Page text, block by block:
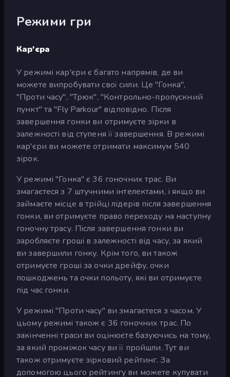
Режими гри
Кар'єра
У режимі кар'єри є багато напрямів, де ви
можете випробувати свої сили. Це "Гонка",
"Проти часу", "Трюк", "Контрольно-пропускний
пункт" та "Fly Parkour" відповідно. Після
завершення гонки ви отримуєте зірки в
залежності від ступеня її завершення. В режимі
кар'єри ви можете отримати максимум 540
зірок.
У режимі "Гонка" є 36 гоночних трас. Ви
змагаєтеся з 7 штучними інтелектами, і якщо ви
займаєте місце в трійці лідерів після завершення
гонки, ви отримуєте право переходу на наступну
гоночну трасу. Після завершення гонки ви
заробляєте гроші в залежності від часу, за який
ви завершили гонку. Крім того, ви також
отримуєте гроші за очки дрейфу, очки
пошкоджень та очки польоту, які ви отримуєте
під час гонки.
У режимі "Проти часу" ви змагаєтеся з часом. У
цьому режимі також є 36 гоночних трас. По
закінченні траси ви оцінюєте базуючись на тому,
за який проміжок часу ви її пройшли. Тут ви
також отримуєте зірковий рейтинг. За
допомогою цього рейтингу ви можете купувати